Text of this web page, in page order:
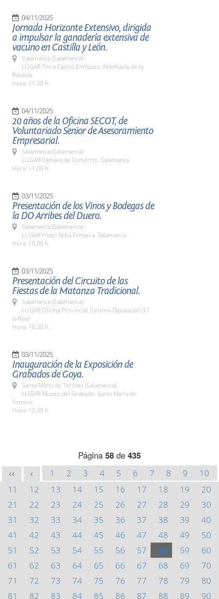
04/11/2025
Jornada Horizonte Extensivo, dirigida
a impulsar la ganadería extensiva de
vacuno en Castilla y León.
Salamanca (Salamanca)
LUGAR Finca Castro Enríquez. Aldehuela de la
Bóveda
Hora: 11,30 h.
04/11/2025
20 años de la Oficina SECOT, de
Voluntariado Senior de Asesoramiento
Empresarial.
Salamanca (Salamanca)
LUGAR Cámara de Comercio. Salamanca
Hora: 11,00 h.
03/11/2025
Presentación de los Vinos y Bodegas de
la DO Arribes del Duero.
Salamanca (Salamanca)
LUGAR Hotel Abba Fonseca. Salamanca
Hora: 18,00 h.
03/11/2025
Presentación del Circuito de las
Fiestas de la Matanza Tradicional.
Salamanca (Salamanca)
LUGAR Oficina Provincial Turismo Diputación (C/
la Rúa)
Hora: 10,30 h.
03/11/2025
Inauguración de la Exposición de
Grabados de Goya.
Santa Marta de Tormes (Salamanca)
LUGAR Museo del Grabado. Santa Marta de
Tormes
Hora: 12,30 h.
Página 58 de 435
<< < 1 2 3 4 5 6 7 8 9
10
11
12 13 14 15 16 17 18 19
20
21
22 23 24 25 26 27 28 29
30
31
32 33 34 35 36 37 38 39
40
41
42 43 44 45 46 47 48 49
50
51
52 53 54 55 56 57 58 59
60
61
62 63 64 65 66 67 68 69
70
71
72 73 74 75 76 77 78 79
80
81
82 83 84 85 86 87 88 89
90